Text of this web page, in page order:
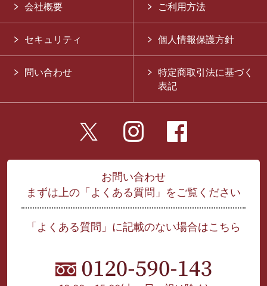
会社概要 ご利用方法
セキュリティ 個人情報保護方針
問い合わせ
特定商取引法に基づく
表記
お問い合わせ
まずは上の「よくある質問」をご覧ください
「よくある質問」に記載のない場合はこちら